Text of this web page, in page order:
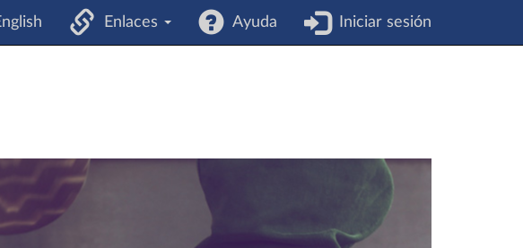
Enlaces Ayuda Iniciar sesión